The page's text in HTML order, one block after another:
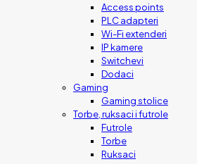
Access points
PLC adapteri
Wi-Fi extenderi
IP kamere
Switchevi
Dodaci
Gaming
Gaming stolice
Torbe, ruksaci i futrole
Futrole
Torbe
Ruksaci